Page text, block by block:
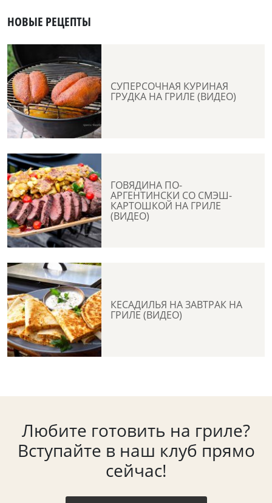
НОВЫЕ РЕЦЕПТЫ
СУПЕРСОЧНАЯ КУРИНАЯ
ГРУДКА НА ГРИЛЕ (ВИДЕО)
ГОВЯДИНА ПО-
АРГЕНТИНСКИ СО СМЭШ-
КАРТОШКОЙ НА ГРИЛЕ
(ВИДЕО)
КЕСАДИЛЬЯ НА ЗАВТРАК НА
ГРИЛЕ (ВИДЕО)
Любите готовить на гриле?
Вступайте в наш клуб прямо
сейчас!